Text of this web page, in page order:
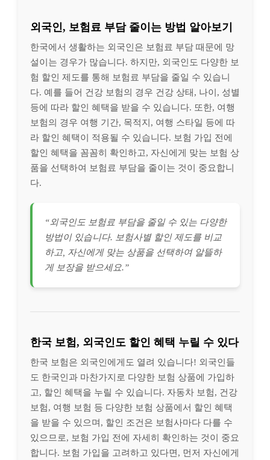
외국인, 보험료 부담 줄이는 방법 알아보기
한국에서 생활하는 외국인은 보험료 부담 때문에 망
설이는 경우가 많습니다. 하지만, 외국인도 다양한 보
험 할인 제도를 통해 보험료 부담을 줄일 수 있습니
다. 예를 들어 건강 보험의 경우 건강 상태, 나이, 성별
등에 따라 할인 혜택을 받을 수 있습니다. 또한, 여행
보험의 경우 여행 기간, 목적지, 여행 스타일 등에 따
라 할인 혜택이 적용될 수 있습니다. 보험 가입 전에
할인 혜택을 꼼꼼히 확인하고, 자신에게 맞는 보험 상
품을 선택하여 보험료 부담을 줄이는 것이 중요합니
다.
“외국인도 보험료 부담을 줄일 수 있는 다양한
방법이 있습니다. 보험사별 할인 제도를 비교
하고, 자신에게 맞는 상품을 선택하여 알뜰하
게 보장을 받으세요.”
한국 보험, 외국인도 할인 혜택 누릴 수 있다
한국 보험은 외국인에게도 열려 있습니다! 외국인들
도 한국인과 마찬가지로 다양한 보험 상품에 가입하
고, 할인 혜택을 누릴 수 있습니다. 자동차 보험, 건강
보험, 여행 보험 등 다양한 보험 상품에서 할인 혜택
을 받을 수 있으며, 할인 조건은 보험사마다 다를 수
있으므로, 보험 가입 전에 자세히 확인하는 것이 중요
합니다. 보험 가입을 고려하고 있다면, 먼저 자신에게